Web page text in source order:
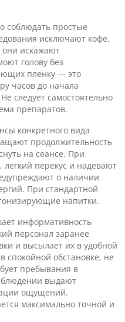
соблюдать простые
исключают кофе,
они искажают
голову без
пленку — это
часов до начала
следует самостоятельно
препаратов.
конкретного вида
продолжительность
на сеансе. При
легкий перекус и надевают
о наличии
При стандартной
напитки.
информативность
персонал заранее
и высылает их в удобной
спокойной обстановке, не
пребывания в
выдают
ощущений.
максимально точной и